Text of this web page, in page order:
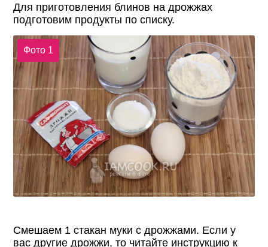
Для приготовления блинов на дрожжах
подготовим продукты по списку.
Фото 1
Смешаем 1 стакан муки с дрожжами. Если у
вас другие дрожжи, то читайте инструкцию к